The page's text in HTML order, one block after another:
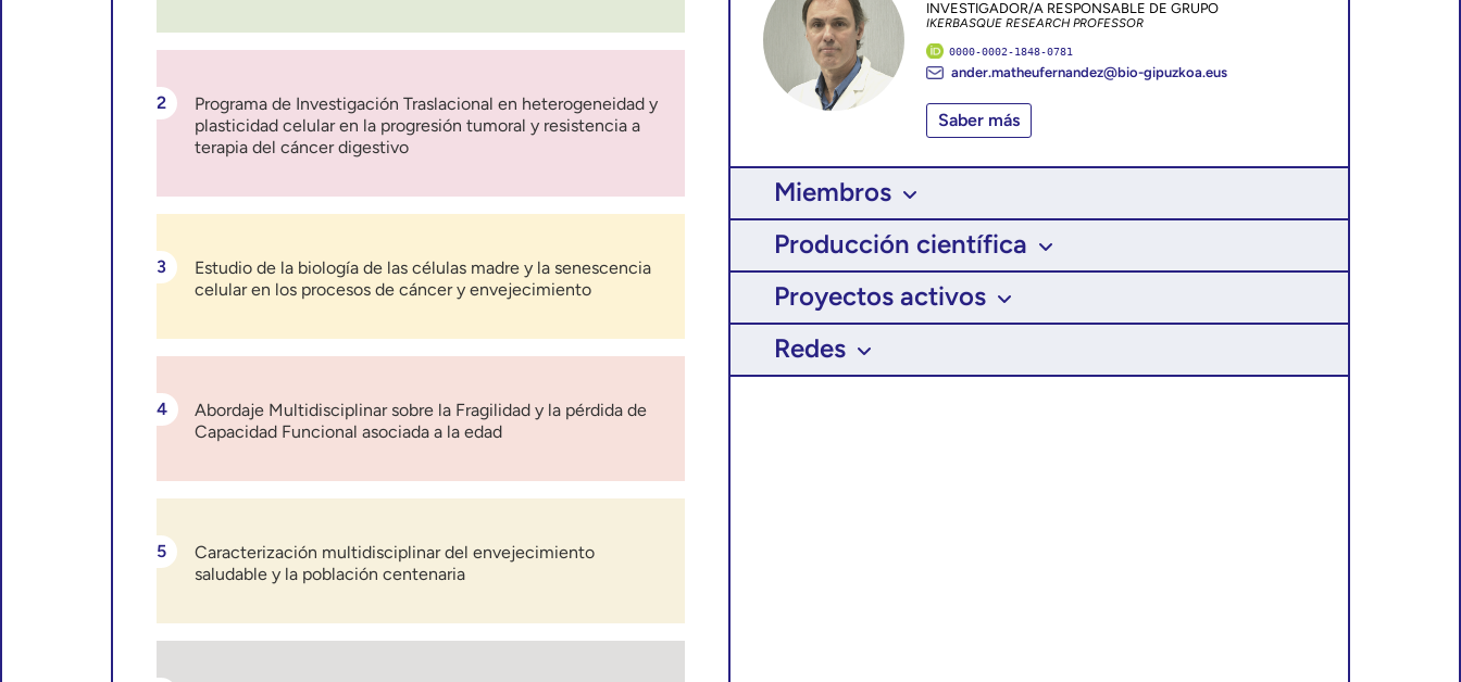
Programa de Investigación Traslacional en heterogeneidad y
plasticidad celular en la progresión tumoral y resistencia a
terapia del cáncer digestivo
Estudio de la biología de las células madre y la senescencia
celular en los procesos de cáncer y envejecimiento
Abordaje Multidisciplinar sobre la Fragilidad y la pérdida de
Capacidad Funcional asociada a la edad
Caracterización multidisciplinar del envejecimiento
saludable y la población centenaria
INVESTIGADOR/A RESPONSABLE DE GRUPO
IKERBASQUE RESEARCH PROFESSOR
0000-0002-1848-0781
ander.matheufernandez@bio-gipuzkoa.eus
Saber más
Miembros
Producción científica
Proyectos activos
Redes